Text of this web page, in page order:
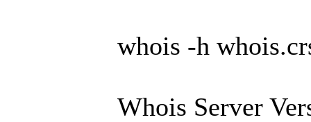
whois -h
Whois Server